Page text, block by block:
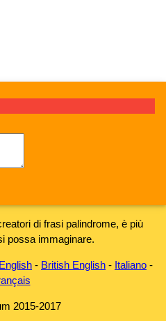
di frasi palindrome, è più
possa immaginare.
- British English - Italiano -
2015-2017